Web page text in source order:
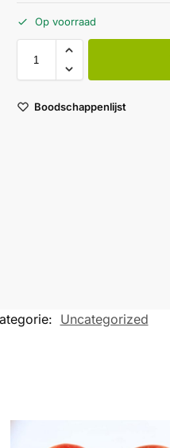
Op voorraad
Boodschappenlijst
Uncategorized